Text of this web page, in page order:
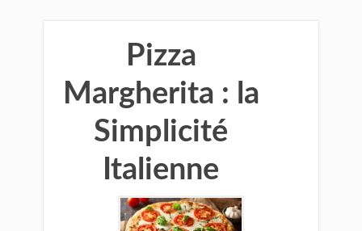
Pizza
Margherita : la
Simplicité
Italienne